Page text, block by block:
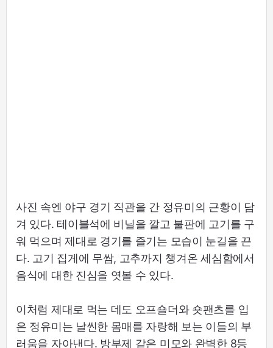
사진 속엔 야구 경기 직관을 간 정유미의 근황이 담
겨 있다. 테이블석에 비닐을 깔고 불판에 고기를 구
워 먹으며 제대로 경기를 즐기는 모습이 눈길을 끈
다. 고기 집게에 무쌈, 고추까지 챙겨온 세심함에서
음식에 대한 진심을 엿볼 수 있다.
이처럼 제대로 먹는 데도 오프숄더와 숏팬츠를 입
은 정유미는 날씬한 몸매를 자랑해 보는 이들의 부
러움을 자아낸다. 방부제 같은 미모와 완벽한 8등